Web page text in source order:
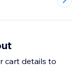
cart details to